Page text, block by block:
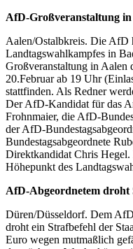
AfD-Großveranstaltung in
Aalen/Ostalbkreis. Die AfD
Landtagswahlkampfes in
Großveranstaltung in Aalen
20.Februar ab 19 Uhr
stattfinden. Als Redner
Der AfD-Kandidat für das
Frohnmaier, die AfD-
der AfD-
Bundestagsabgeordnete
Direktkandidat Chris
Höhepunkt des
AfD-Abgeordnetem droht
Düren/Düsseldorf. Dem
droht ein Strafbefehl der
Euro wegen mutmaßlich